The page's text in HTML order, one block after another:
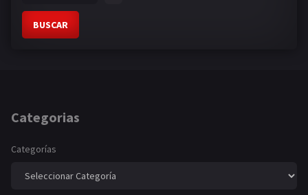
BUSCAR
Categorias
Categorías